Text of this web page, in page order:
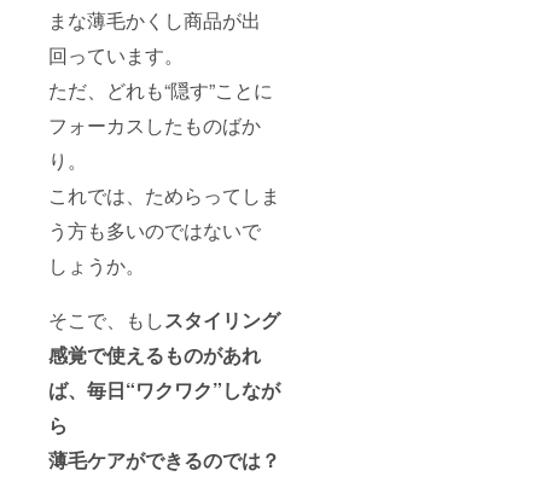
まな薄毛かくし商品が出
回っています。
ただ、どれも“隠す”ことに
フォーカスしたものばか
り。
これでは、ためらってしま
う方も多いのではないで
しょうか。
そこで、もしスタイリング
感覚で使えるものがあれ
ば、 毎日“ワクワク”しなが
ら
薄毛ケアができるのでは？